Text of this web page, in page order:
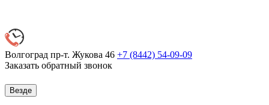
Волгоград пр-т. Жукова 46 +7 (8442) 54-09-09
Заказать обратный звонок
Везде